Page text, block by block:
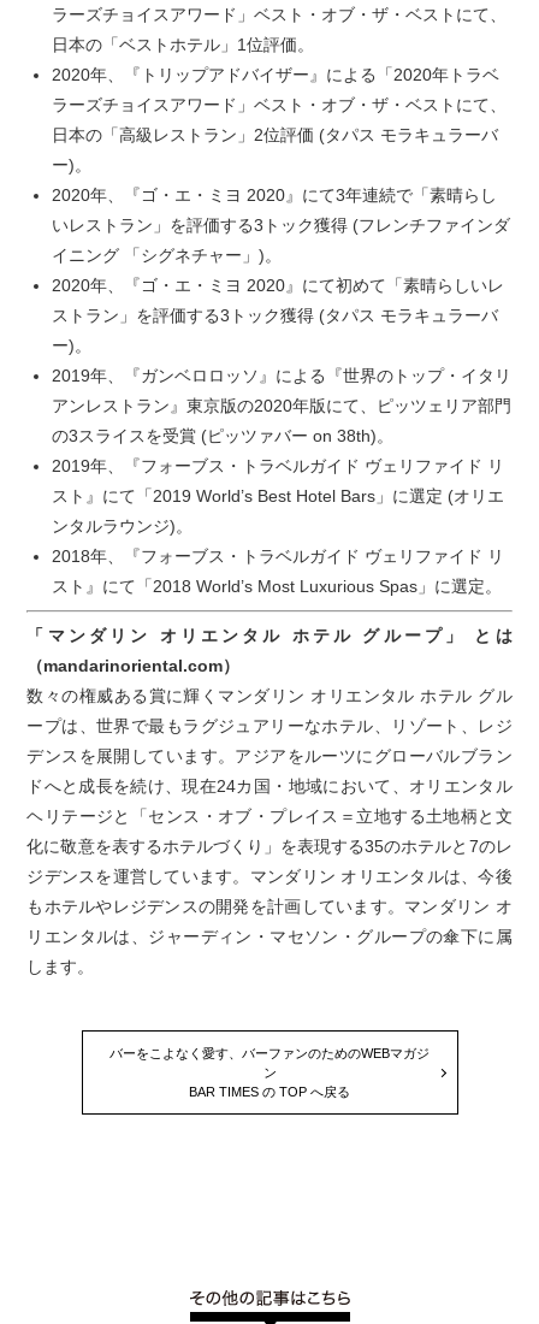
ラーズチョイスアワード」ベスト・オブ・ザ・ベストにて、
日本の「ベストホテル」1位評価。
2020年、『トリップアドバイザー』による「2020年トラベ
ラーズチョイスアワード」ベスト・オブ・ザ・ベストにて、
日本の「高級レストラン」2位評価 (タパス モラキュラーバ
ー)。
2020年、『ゴ・エ・ミヨ 2020』にて3年連続で「素晴らし
いレストラン」を評価する3トック獲得 (フレンチファインダ
イニング 「シグネチャー」)。
2020年、『ゴ・エ・ミヨ 2020』にて初めて「素晴らしいレ
ストラン」を評価する3トック獲得 (タパス モラキュラーバ
ー)。
2019年、『ガンベロロッソ』による『世界のトップ・イタリ
アンレストラン』東京版の2020年版にて、ピッツェリア部門
の3スライスを受賞 (ピッツァバー on 38th)。
2019年、『フォーブス・トラベルガイド ヴェリファイド リ
スト』にて「2019 World’s Best Hotel Bars」に選定 (オリエ
ンタルラウンジ)。
2018年、『フォーブス・トラベルガイド ヴェリファイド リ
スト』にて「2018 World’s Most Luxurious Spas」に選定。
「マンダリン オリエンタル ホテル グループ」 とは
（mandarinoriental.com）
数々の権威ある賞に輝くマンダリン オリエンタル ホテル グル
ープは、世界で最もラグジュアリーなホテル、リゾート、レジ
デンスを展開しています。アジアをルーツにグローバルブラン
ドへと成長を続け、現在24カ国・地域において、オリエンタル
ヘリテージと「センス・オブ・プレイス＝立地する土地柄と文
化に敬意を表するホテルづくり」を表現する35のホテルと7のレ
ジデンスを運営しています。マンダリン オリエンタルは、今後
もホテルやレジデンスの開発を計画しています。マンダリン オ
リエンタルは、ジャーディン・マセソン・グループの傘下に属
します。
バーをこよなく愛す、バーファンのためのWEBマガジ
ン
BAR TIMES の TOP へ戻る